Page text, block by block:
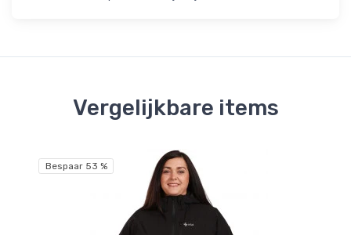
Vergelijkbare items
Bespaar 53 %